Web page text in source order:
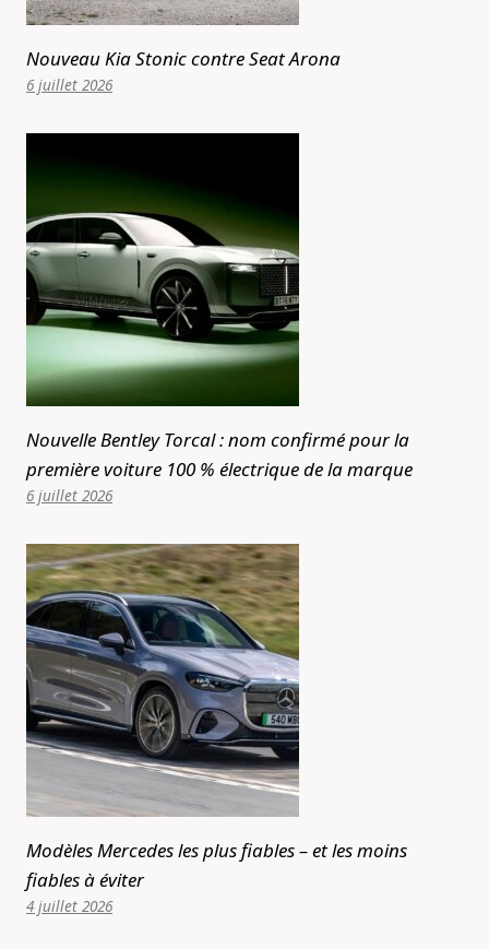
Nouveau Kia Stonic contre Seat Arona
6 juillet 2026
Nouvelle Bentley Torcal : nom confirmé pour la
première voiture 100 % électrique de la marque
6 juillet 2026
Modèles Mercedes les plus fiables – et les moins
fiables à éviter
4 juillet 2026